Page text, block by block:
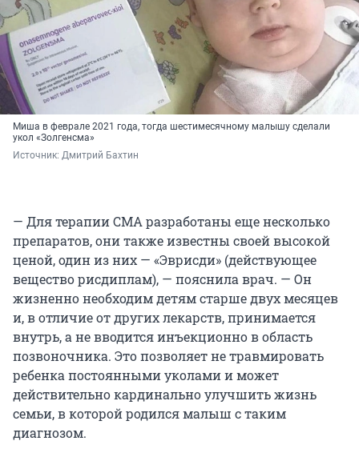
Миша в феврале 2021 года, тогда шестимесячному малышу сделали
укол «Золгенсма»
Источник: Дмитрий Бахтин
— Для терапии СМА разработаны еще несколько
препаратов, они также известны своей высокой
ценой, один из них — «Эврисди» (действующее
вещество рисдиплам), — пояснила врач. — Он
жизненно необходим детям старше двух месяцев
и, в отличие от других лекарств, принимается
внутрь, а не вводится инъекционно в область
позвоночника. Это позволяет не травмировать
ребенка постоянными уколами и может
действительно кардинально улучшить жизнь
семьи, в которой родился малыш с таким
диагнозом.